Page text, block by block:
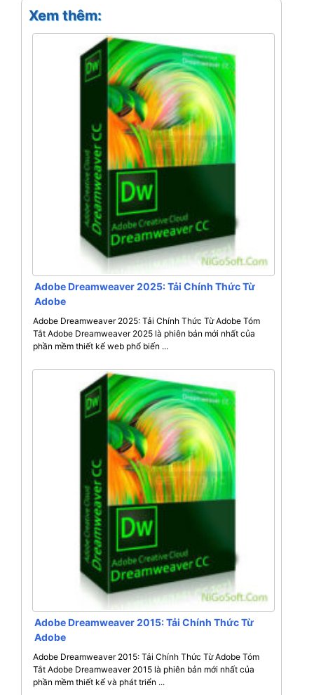
Xem thêm:
Adobe Dreamweaver 2025: Tải Chính Thức Từ
Adobe
Adobe Dreamweaver 2025: Tải Chính Thức Từ Adobe Tóm
Tắt Adobe Dreamweaver 2025 là phiên bản mới nhất của
phần mềm thiết kế web phổ biến ...
Adobe Dreamweaver 2015: Tải Chính Thức Từ
Adobe
Adobe Dreamweaver 2015: Tải Chính Thức Từ Adobe Tóm
Tắt Adobe Dreamweaver 2015 là phiên bản mới nhất của
phần mềm thiết kế và phát triển ...